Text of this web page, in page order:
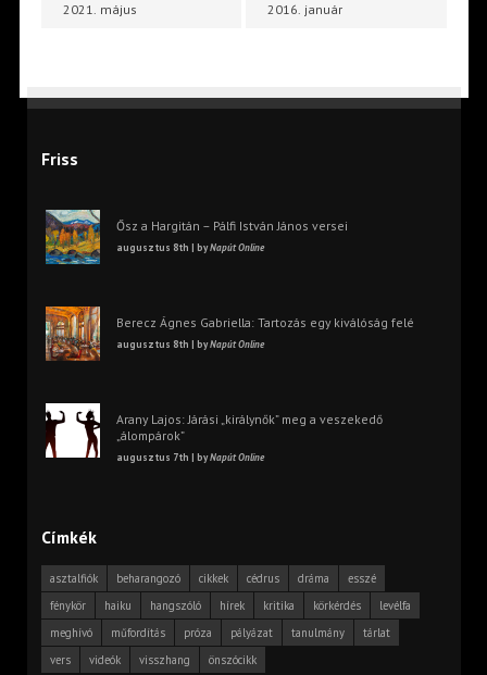
2021. május 2016. január
Friss
Ősz a Hargitán – Pálfi István János versei
augusztus 8th | byNapút Online
Berecz Ágnes Gabriella: Tartozás egy kiválóság felé
augusztus 8th | byNapút Online
Arany Lajos: Járási „királynők” meg a veszekedő
„álompárok”
augusztus 7th | byNapút Online
Címkék
asztalfiók beharangozó cikkek cédrus dráma
esszé
fénykör
haiku hangszóló hírek kritika körkérdés
levélfa
meghívó
műfordítás próza pályázat tanulmány
tárlat
vers
videók visszhang önszócikk